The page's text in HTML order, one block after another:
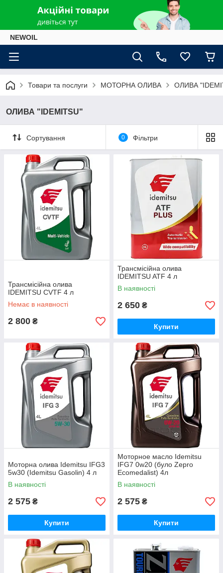
NEWOIL
Товари та послуги МОТОРНА ОЛИВА ОЛИВА
ОЛИВА "IDEMITSU"
Сортування 0 Фільтри
Трансмісійна олива
IDEMITSU CVTF 4 л
Немає в наявності
2 800 ₴
Трансмісійна олива
IDEMITSU ATF 4 л
В наявності
2 650 ₴
Купити
Моторна олива Idemitsu IFG3
5w30 (Idemitsu Gasolin) 4 л
В наявності
2 575 ₴
Купити
Моторное масло Idemitsu
IFG7 0w20 (було Zepro
Ecomedalist) 4л
В наявності
2 575 ₴
Купити